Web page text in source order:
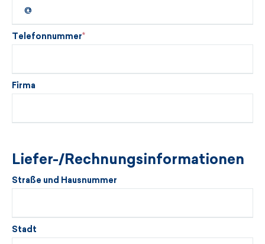
Telefonnummer
Firma
Liefer-/Rechnungsinformationen
Straße und Hausnummer
Stadt